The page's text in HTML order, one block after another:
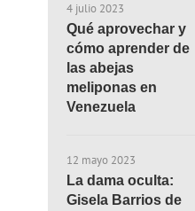
4 julio 2023
Qué aprovechar y
cómo aprender de
las abejas
meliponas en
Venezuela
12 mayo 2023
La dama oculta:
Gisela Barrios de